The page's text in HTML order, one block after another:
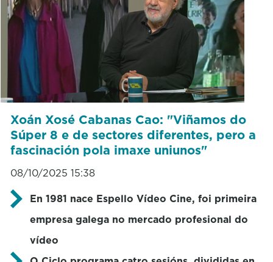
Xoán Xosé Cabanas Cao: "Viñamos do
Súper 8 e de sectores diferentes, pero a
fascinación pola imaxe uniunos"
08/10/2025 15:38
En 1981 nace Espello Vídeo Cine, foi primeira
empresa galega no mercado profesional do
vídeo